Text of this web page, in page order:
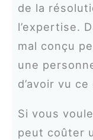
de la
l’expertise.
mal conçu
une
d’avoir vu
Si vous
peut coûter